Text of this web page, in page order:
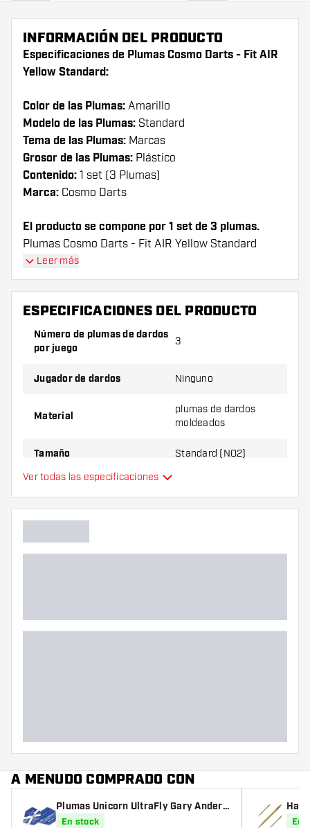
INFORMACIÓN DEL PRODUCTO
Especificaciones de Plumas Cosmo Darts - Fit AIR
Yellow Standard:
Color de las Plumas: Amarillo
Modelo de las Plumas: Standard
Tema de las Plumas: Marcas
Grosor de las Plumas: Plástico
Contenido: 1 set (3 Plumas)
Marca: Cosmo Darts
El producto se compone por 1 set de 3 plumas.
Plumas Cosmo Darts - Fit AIR Yellow Standard
flights have a long lifespan. These flights can only
be used with Cosmo Fit Shafts.
¡Consejo de Dartshopper!
Asegúrate de tener suficientes plumas y cañas.
Estas pueden dañarse o romperse con el uso.
diferente de plumas para descubrir qué
Leer más
ESPECIFICACIONES DEL PRODUCTO
Número de plumas de dardos
por juego
3
Jugador de dardos Ninguno
Material
plumas de dardos
moldeados
Tamaño Standard (NO2)
moldeados
Ver todas las especificaciones
A MENUDO COMPRADO CON
Plumas Unicorn UltraFly Gary Anders
on
En stock En